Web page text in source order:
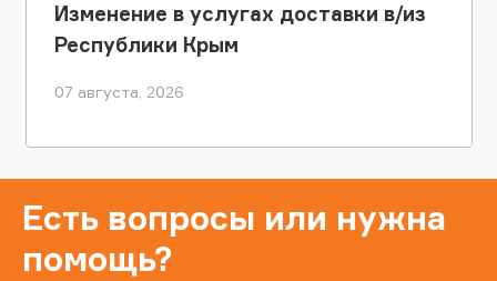
Изменение в услугах доставки в/из
Республики Крым
07 августа, 2026
Есть вопросы или нужна
помощь?